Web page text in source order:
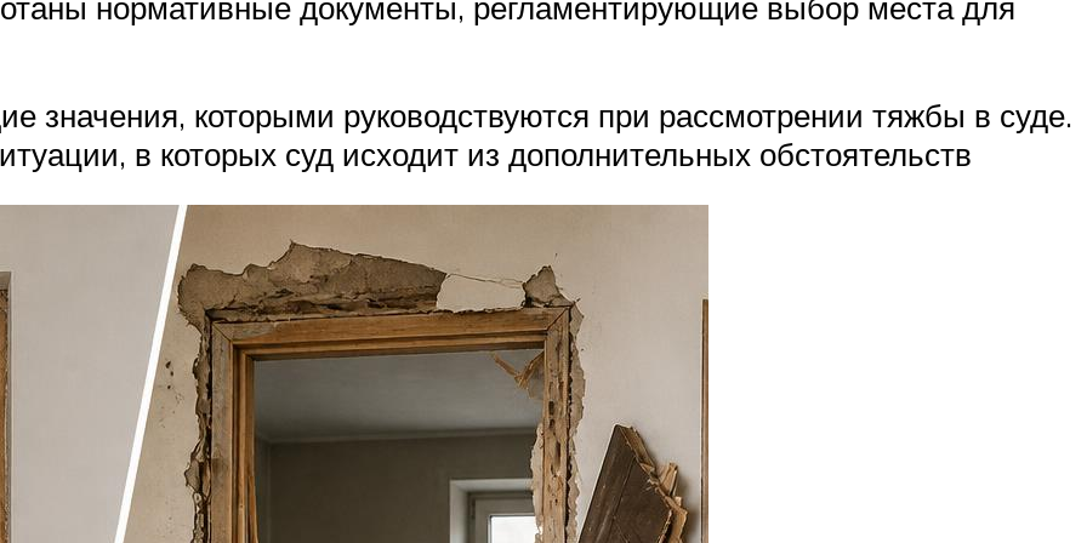
значения, которыми руководствуются при рассмотрении тяжбы в суде.
в которых суд исходит из дополнительных обстоятельств